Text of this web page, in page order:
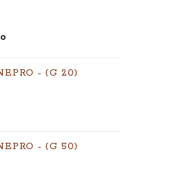
- (G 20)
- (G 50)